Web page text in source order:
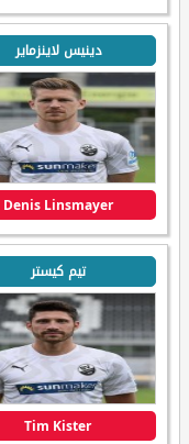
دينيس لاينزماير
Denis Linsmayer
تيم كيستر
Tim Kister